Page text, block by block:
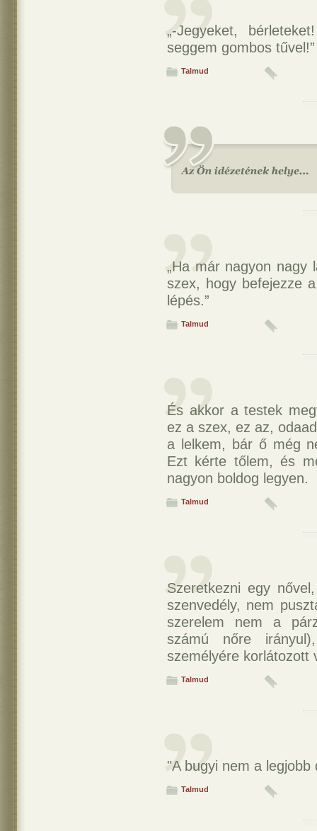
„-Jegyeket,
seggem gombos tűvel!”
Talmud
„Ha már nagyon nagy
szex, hogy befejezze
lépés.”
Talmud
És akkor a testek
ez a szex, ez az,
a lelkem, bár ő még
Ezt kérte tőlem, és
nagyon boldog legyen.
Talmud
Szeretkezni egy
szenvedély, nem
szerelem nem a
számú nőre
személyére korlátozott
Talmud
"A bugyi nem a
Talmud